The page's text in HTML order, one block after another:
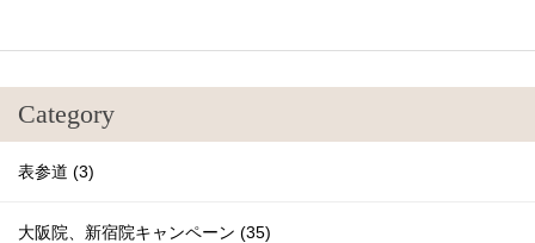
Category
表参道 (3)
大阪院、新宿院キャンペーン (35)